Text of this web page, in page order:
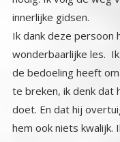
innerlijke gidsen.
Ik dank deze persoon
wonderbaarlijke les. Ik ben
de bedoeling heeft om
te breken, ik denk dat hij
doet. En dat hij overtuigd
hem ook niets kwalijk. Ik
beseffen dat ik altijd naar